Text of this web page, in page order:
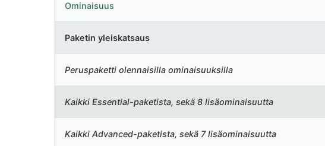
Ominaisuus
Paketin yleiskatsaus
Peruspaketti olennaisilla ominaisuuksilla
Kaikki Essential-paketista, sekä 8 lisäominaisuutta
Kaikki Advanced-paketista, sekä 7 lisäominaisuutta